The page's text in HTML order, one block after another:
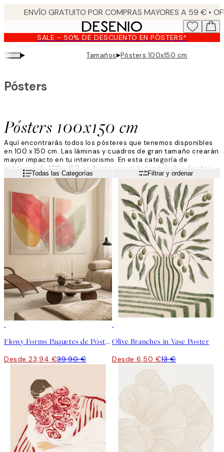
content.SALE - 50% DE DESCUENTO EN PÓSTERS*
▸ Tamaños▸Pósters 100x150 cm
Pósters 100x150 cm
Pósters
Aquí encontrarás todos los pósteres que tenemos disponibles
en 100 x 150 cm. Las láminas y cuadros de gran tamaño crearán
mayor impacto en tu interiorismo. En esta categoría de
imágenes de 100 x 150 cm hemos reunido también los diseños
de mayor venta. Descubre fotografías e impresiones artísticas
en diversos estilos y para todos los gustos. Incorporar
imágenes grandes en la decoración de interiores es una
tendencia que ha llegado para quedarse.
Leer másTodas las Categorías Filtrar y ordenar
Flowy Forms Paquetes de Pósters
Desde 23,94 €39,90 €
Olive Branches in Vase Poster
Desde 6,50 €13 €